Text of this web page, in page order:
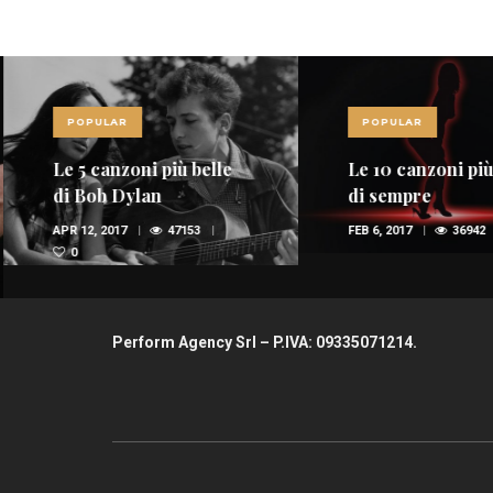
POPULAR
Le 5 canzoni più belle
di Bob Dylan
APR 12, 2017
47153
0
POPULAR
Le 10 canzoni
di sempre
FEB 6, 2017 36942
Perform Agency Srl – P.IVA: 09335071214.